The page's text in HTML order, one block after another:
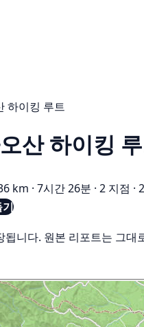
하이킹 루트
산 하이킹
km · 7시간 26분 · 2 지점 ·
기
니다. 원본 리포트는 그대